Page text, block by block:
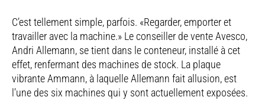
C’est tellement simple, parfois. «Regarder, emporter et
travailler avec la machine.» Le conseiller de vente Avesco,
Andri Allemann, se tient dans le conteneur, installé à cet
effet, renfermant des machines de stock. La plaque
vibrante Ammann, à laquelle Allemann fait allusion, est
l’une des six machines qui y sont actuellement exposées.